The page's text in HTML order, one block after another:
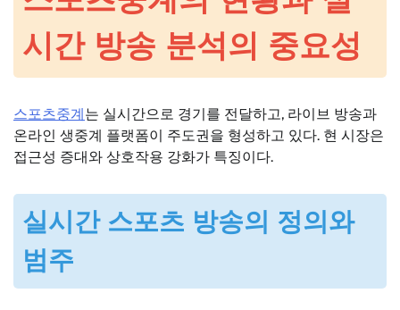
시간 방송 분석의 중요성
스포츠중계는 실시간으로 경기를 전달하고, 라이브 방송과
온라인 생중계 플랫폼이 주도권을 형성하고 있다. 현 시장은
접근성 증대와 상호작용 강화가 특징이다.
실시간 스포츠 방송의 정의와
범주